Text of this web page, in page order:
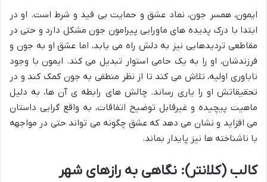
ایمون، همسر جون، نماد عشق و حمایت بی قید و شرط است. او در
ابتدا با درک پدیده های ماورایی پیرامون جون مشکل دارد و حتی در
مقاطعی تردیدهایی نیز به دلش راه می یابد، اما عشق او به جون و
فرزندشان، او را به یک حامی استوار تبدیل می کند. ایمون با وجود
ناباوری اولیه، تلاش می کند تا از نظر منطقی به جون کمک کند و در
تحقیقاتش او را یاری رساند. چالش های رابطه ی آن ها، به دلیل
ماهیت پیچیده و غیرقابل توضیح اتفاقات، به واقع گرایی داستان
می افزاید و نشان می دهد که عشق چگونه می تواند حتی در مواجهه
با ناشناخته ها نیز پایدار بماند.
کالب (کلانتر): نگاهی به رازهای شهر